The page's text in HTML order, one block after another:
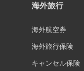
海外旅行
海外航空券
海外旅行保険
キャンセル保険